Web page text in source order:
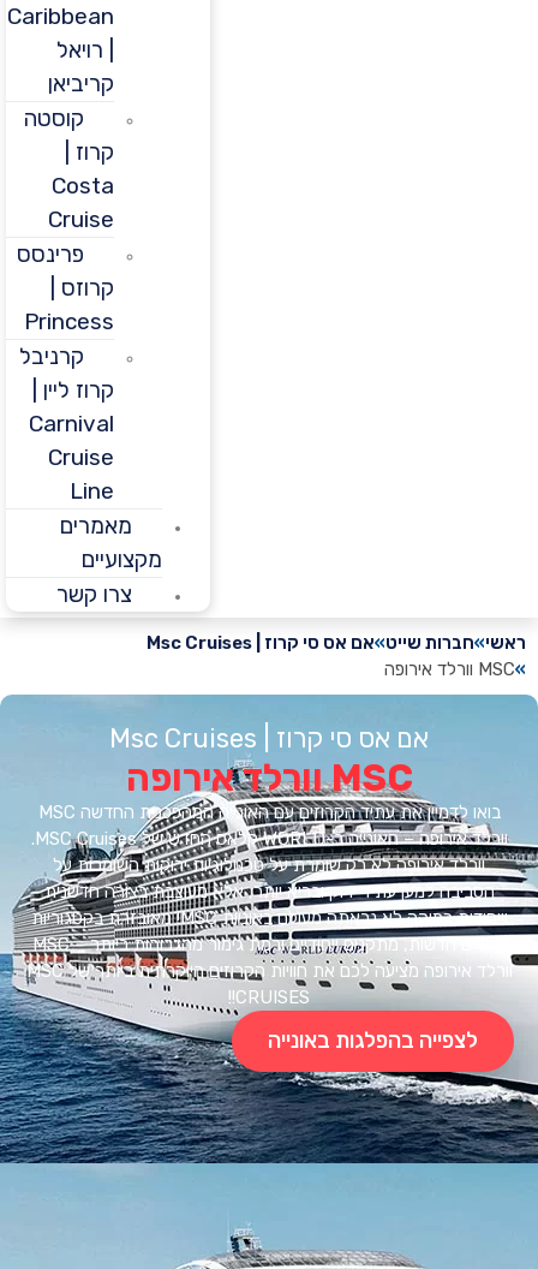
Caribbean
קריביאן
קוסטה
Costa
Cruise
פרינסס
קרוזס |
Princess
קרניבל
קרוז ליין |
Carnival
Cruise
מאמרים
מקצועיים
צרו קשר
חברות שייט אם אס סי קרוז | Msc Cruises
אם אס סי קרוז | Msc Cruises
MSC וורלד אירופה
בואו לדמיין את עתיד הקרוזים עם האונייה המהפכנית החדשה MSC
וורלד אירופה – האונייה ב-WORLD קלאס החדש של MSC Cruises.
וורלד אירופה לא רק שומרת על טכנולוגיות ירוקות השומרות על
למען עתיד ירוק ובריא יותר, אלא מעוצבת בצורה חדשנית
וייחודית כמוהה לא נראתה מעולם באוניות MSC! מאובזרת בקטגוריות
חדרים חדשות, מתקנים ייחודיים ורמת גימור מהגבוהות ביותר – MSC
וורלד אירופה מציעה לכם את חוויות הקרוזים היוקרתית ביותר של MSC
CRUISES!!
לצפייה בהפלגות באונייה